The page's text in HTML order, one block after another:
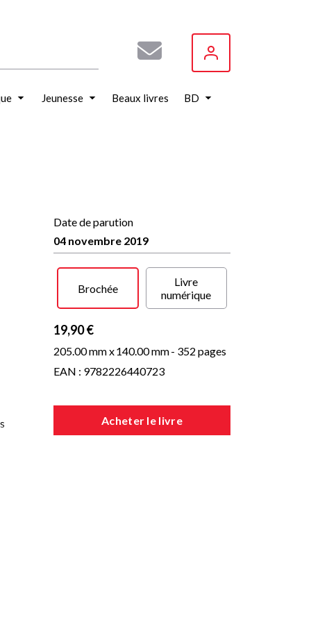
Jeunesse Beaux livres BD
Date de parution
04 novembre 2019
Brochée
Livre
numérique
19,90 €
205.00 mm x140.00 mm- 352 pages
EAN : 9782226440723
Acheter le livre